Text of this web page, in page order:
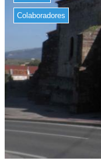
Colaboradores